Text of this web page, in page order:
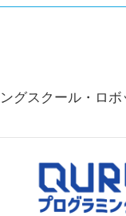
グスクール・ロボ